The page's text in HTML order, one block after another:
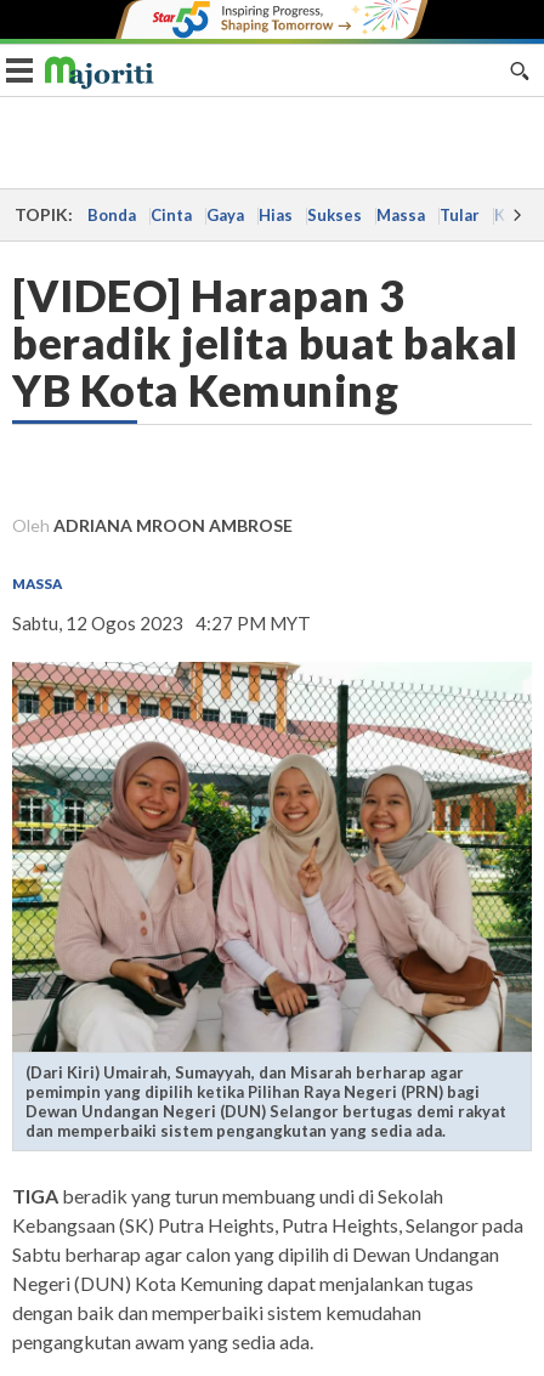
Toggle navigation
TOPIK: Bonda Cinta Gaya Hias Sukses Massa Tular Kes
[VIDEO] Harapan 3
beradik jelita buat bakal
YB Kota Kemuning
Oleh ADRIANA MROON AMBROSE
MASSA
Sabtu, 12 Ogos 2023 4:27 PM MYT
(Dari Kiri) Umairah, Sumayyah, dan Misarah berharap agar
pemimpin yang dipilih ketika Pilihan Raya Negeri (PRN) bagi
Dewan Undangan Negeri (DUN) Selangor bertugas demi rakyat
dan memperbaiki sistem pengangkutan yang sedia ada.
TIGA beradik yang turun membuang undi di Sekolah
Kebangsaan (SK) Putra Heights, Putra Heights, Selangor pada
Sabtu berharap agar calon yang dipilih di Dewan Undangan
Negeri (DUN) Kota Kemuning dapat menjalankan tugas
dengan baik dan memperbaiki sistem kemudahan
pengangkutan awam yang sedia ada.